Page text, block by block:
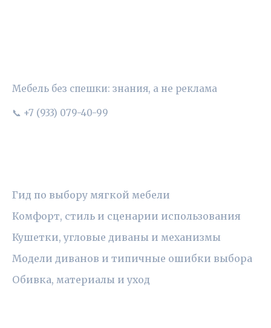
Мебель без спешки: знания, а не реклама
📞 +7 (933) 079-40-99
Гид по выбору мягкой мебели
Комфорт, стиль и сценарии использования
Кушетки, угловые диваны и механизмы
Модели диванов и типичные ошибки выбора
Обивка, материалы и уход